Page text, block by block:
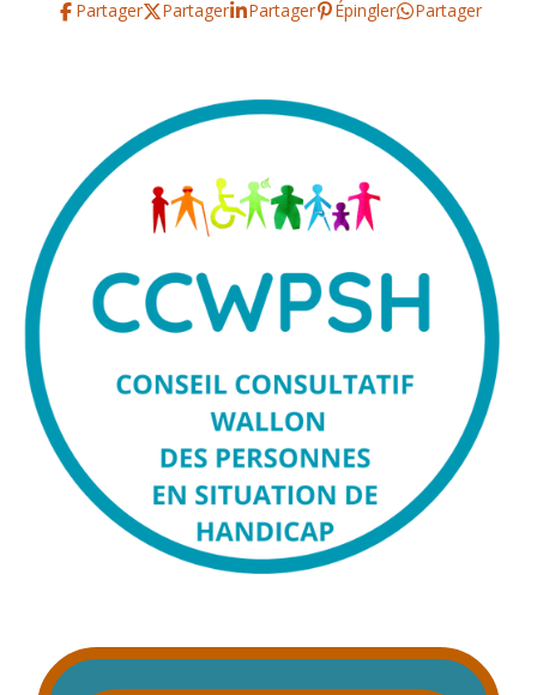
t
a
t
a
t
a
Partager Partager Partager Épingler Partager